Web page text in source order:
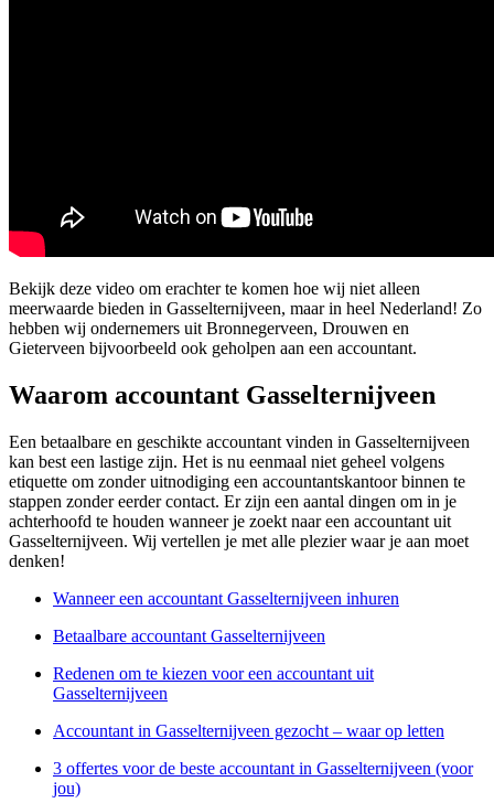
Bekijk deze video om erachter te komen hoe wij niet alleen
meerwaarde bieden in Gasselternijveen, maar in heel Nederland! Zo
hebben wij ondernemers uit Bronnegerveen, Drouwen en
Gieterveen bijvoorbeeld ook geholpen aan een accountant.
Waarom accountant Gasselternijveen
Een betaalbare en geschikte accountant vinden in Gasselternijveen
kan best een lastige zijn. Het is nu eenmaal niet geheel volgens
etiquette om zonder uitnodiging een accountantskantoor binnen te
stappen zonder eerder contact. Er zijn een aantal dingen om in je
achterhoofd te houden wanneer je zoekt naar een accountant uit
Gasselternijveen. Wij vertellen je met alle plezier waar je aan moet
denken!
Wanneer een accountant Gasselternijveen inhuren
Betaalbare accountant Gasselternijveen
Redenen om te kiezen voor een accountant uit
Gasselternijveen
Accountant in Gasselternijveen gezocht – waar op letten
3 offertes voor de beste accountant in Gasselternijveen (voor
jou)